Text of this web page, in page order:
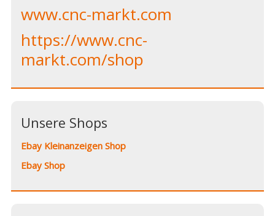
www.cnc-markt.com
https://www.cnc-
markt.com/shop
Unsere Shops
Ebay Kleinanzeigen Shop
Ebay Shop